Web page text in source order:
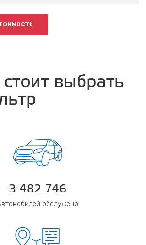
выбрать
3 482 746
обслужено